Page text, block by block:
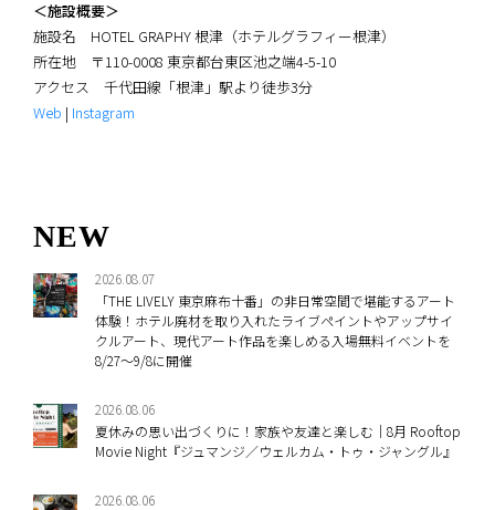
＜施設概要＞
施設名 HOTEL GRAPHY 根津（ホテルグラフィー根津）
所在地 〒110-0008 東京都台東区池之端4-5-10
アクセス 千代田線「根津」駅より徒歩3分
Web | Instagram
NEW
2026.08.07
「THE LIVELY 東京麻布十番」の非日常空間で堪能するアート
体験！ホテル廃材を取り入れたライブペイントやアップサイ
クルアート、現代アート作品を楽しめる入場無料イベントを
8/27～9/8に開催
2026.08.06
夏休みの思い出づくりに！家族や友達と楽しむ｜8月 Rooftop
Movie Night『ジュマンジ／ウェルカム・トゥ・ジャングル』
2026.08.06